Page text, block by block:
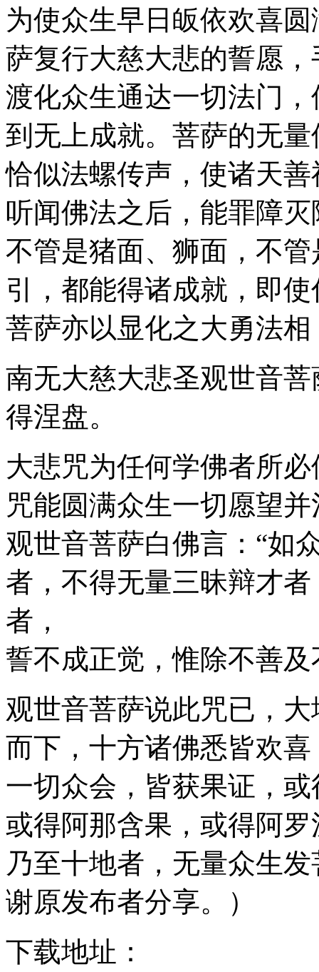
为使众生早日皈依欢喜
萨复行大慈大悲的誓愿
渡化众生通达一切法门
到无上成就。菩萨的无
恰似法螺传声，使诸天
听闻佛法之后，能罪障
不管是猪面、狮面，不
引，都能得诸成就，即
菩萨亦以显化之大勇法
南无大慈大悲圣观世音
得涅盘。
大悲咒为任何学佛者所
咒能圆满众生一切愿望
观世音菩萨白佛言：“如
者，不得无量三昧辩才
者，
誓不成正觉，惟除不善及
观世音菩萨说此咒已，
而下，十方诸佛悉皆欢
一切众会，皆获果证，
或得阿那含果，或得阿
乃至十地者，无量众生
谢原发布者分享。）
下载地址：